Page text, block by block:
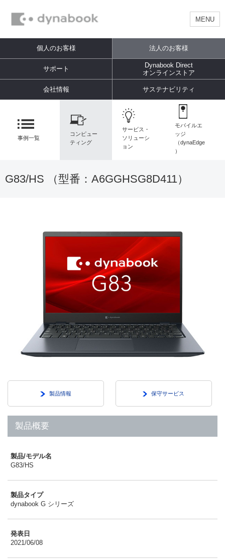
MENU
個人のお客様 法人のお客様
サポート
Dynabook Direct
オンラインストア
会社情報 サステナビリティ
事例一覧
コンピュー
ティング
サービス・
ソリューシ
ョン
モバイルエ
ッジ
（dynaEdge
）
G83/HS （型番： A6GGHSG8D411）
製品情報 保守サービス
製品概要
製品/モデル名
G83/HS
製品タイプ
dynabook G シリーズ
発表日
2021/06/08